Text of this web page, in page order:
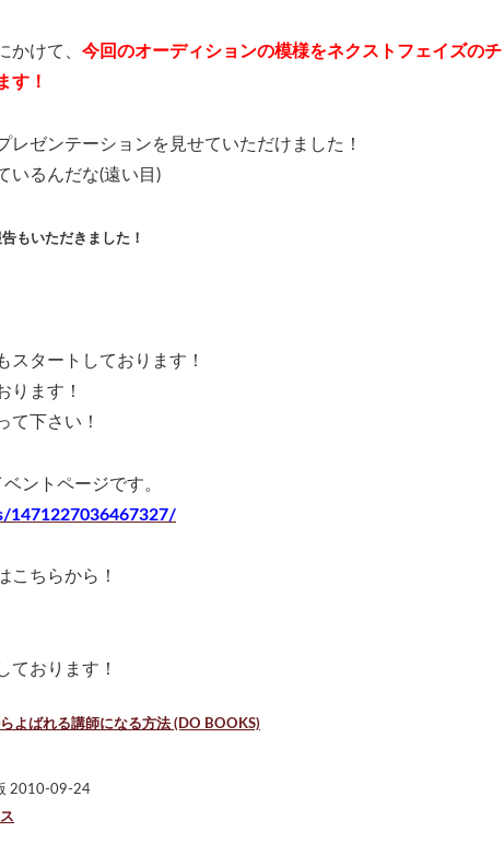
かけて、 今回のオーディションの模様をネクストフェイズの
す！
ゼンテーションを見せていただけました！
いるんだな(遠い目)
もいただきました！
スタートしております！
ります！
て下さい！
ントページです。
1471227036467327/
こちらから！
ております！
よばれる講師になる方法 (DO BOOKS)
2010-09-24